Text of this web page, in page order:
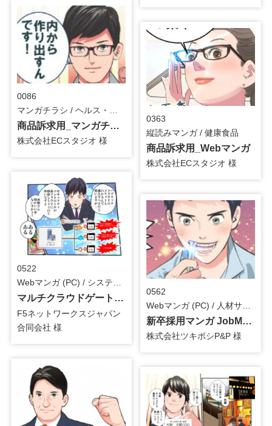
0086
商品訴求用_マンガチラシ
株式会社ECスタジオ 様
0363
縦読みマンガ / 健康食品
商品訴求用_Webマンガ
株式会社ECスタジオ 様
0522
Webマンガ (PC) / システム・ツール
マルチクラウドゲートウェイ訴求用_Webマンガ
F5ネットワークスジャパン
合同会社 様
0562
新卒採用マンガ JobManga_Webマンガ
株式会社ツキボシP&P 様